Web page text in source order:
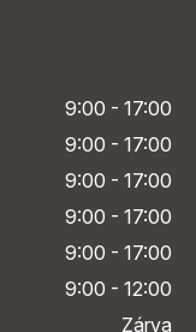
9:00 - 17:00
9:00 - 17:00
9:00 - 17:00
9:00 - 17:00
9:00 - 17:00
9:00 - 12:00
Zárva